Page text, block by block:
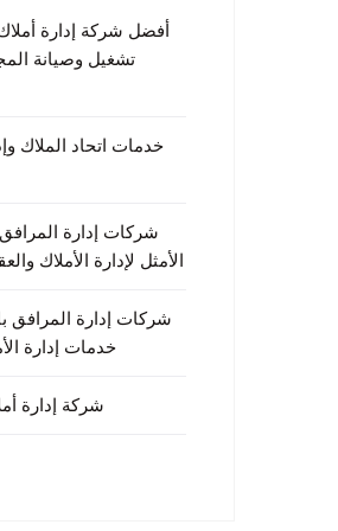
أفضل شركة إدارة
تشغيل وصيانة
خدمات اتحاد الملاك
شركات إدارة
الأمثل لإدارة الأملاك
شركات إدارة المرافق
خدمات إدارة
شركة إدارة